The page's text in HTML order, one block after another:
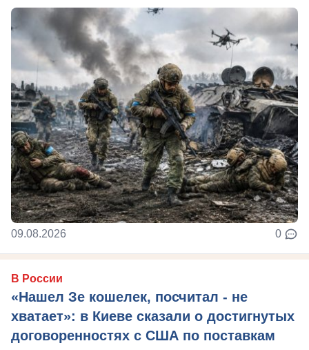
09.08.2026 0
В России
«Нашел Зе кошелек, посчитал - не
хватает»: в Киеве сказали о достигнутых
договоренностях с США по поставкам